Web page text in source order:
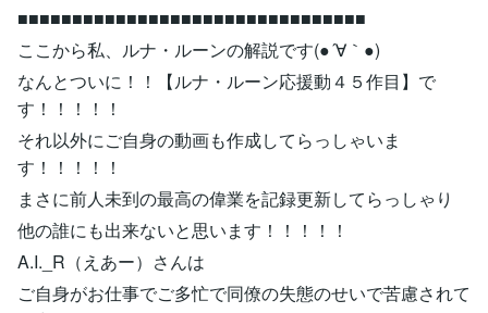
■■■■■■■■■■■■■■■■■■■■■■■■■■■■■■■■
ここから私、ルナ・ルーンの解説です(●´∀｀●)
なんとついに！！【ルナ・ルーン応援動４５作目】で
す！！！！！
それ以外にご自身の動画も作成してらっしゃいま
す！！！！！
まさに前人未到の最高の偉業を記録更新してらっしゃり
他の誰にも出来ないと思います！！！！！
A.I._R（えあー）さんは
ご自身がお仕事でご多忙で同僚の失態のせいで苦慮されて